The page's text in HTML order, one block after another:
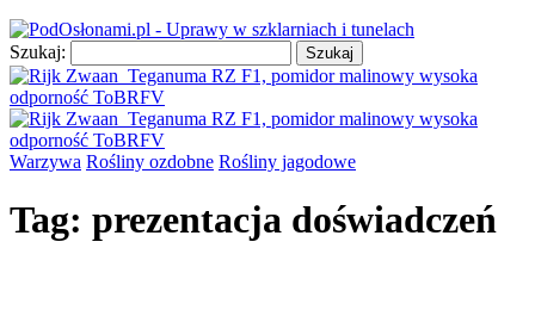
Szukaj:
Warzywa Rośliny ozdobne Rośliny jagodowe
Tag: prezentacja doświadczeń